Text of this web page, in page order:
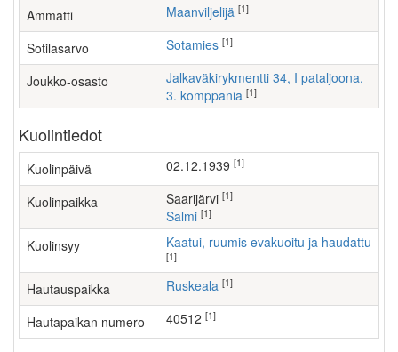
Ammatti maanviljelijä [1]
Sotilasarvo Sotamies [1]
Joukko-osasto
Jalkaväkirykmentti 34, I pataljoona,
3. komppania [1]
Kuolintiedot
Kuolinpäivä 02.12.1939 [1]
Kuolinpaikka Saarijärvi [1]
Salmi [1]
Kuolinsyy Kaatui, ruumis evakuoitu ja haudattu
[1]
Hautauspaikka Ruskeala [1]
Hautapaikan numero 40512 [1]